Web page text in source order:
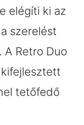
elégíti ki az
szerelést
A Retro Duo
tetőfedő